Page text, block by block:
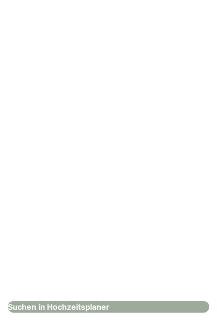
Suchen in Hochzeitsplaner